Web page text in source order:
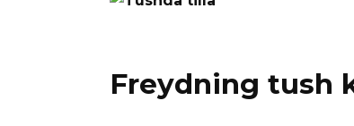
Freydning tush